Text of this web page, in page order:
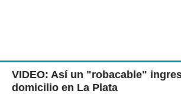
VIDEO: Así un "robacable"
domicilio en La Plata